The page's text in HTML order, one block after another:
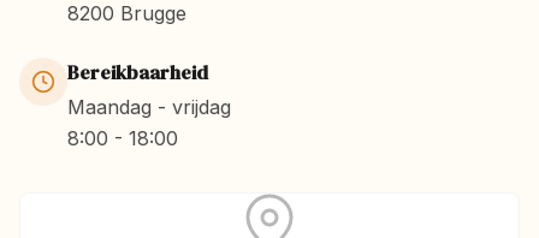
8200 Brugge
Bereikbaarheid
Maandag - vrijdag
8:00 - 18:00